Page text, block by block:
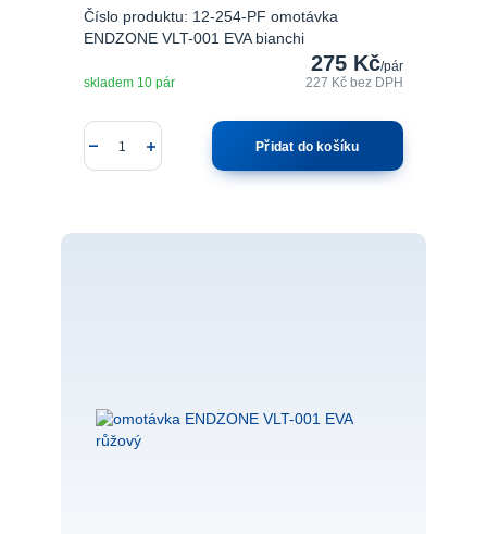
Číslo produktu: 12-254-PF omotávka
ENDZONE VLT-001 EVA bianchi
275 Kč/pár
227 Kč bez DPH
skladem 10 pár
Přidat do košíku